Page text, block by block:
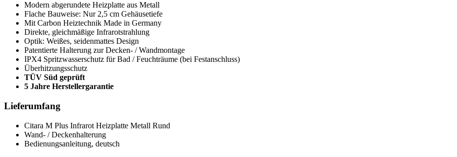
Modern abgerundete Heizplatte aus Metall
Flache Bauweise: Nur 2,5 cm Gehäusetiefe
Mit Carbon Heiztechnik Made in Germany
Direkte, gleichmäßige Infrarotstrahlung
Optik: Weißes, seidenmattes Design
Patentierte Halterung zur Decken- / Wandmontage
IPX4 Spritzwasserschutz für Bad / Feuchträume (bei Festanschluss)
Überhitzungsschutz
TÜV Süd geprüft
5 Jahre Herstellergarantie
Lieferumfang
Citara M Plus Infrarot Heizplatte Metall Rund
Wand- / Deckenhalterung
Bedienungsanleitung, deutsch